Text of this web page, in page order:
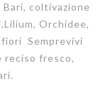
coltivazione
Orchidee,
fiori Semprevivi
reciso fresco,